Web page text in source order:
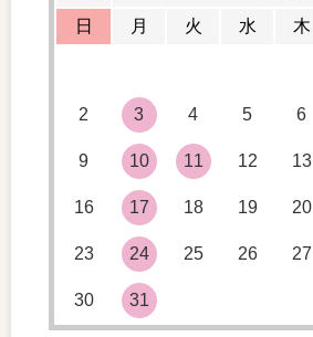
日 月 火 水 木
2 3 4 5 6
9 10 11 12 13
16 17 18 19 20
23 24 25 26 27
30 31